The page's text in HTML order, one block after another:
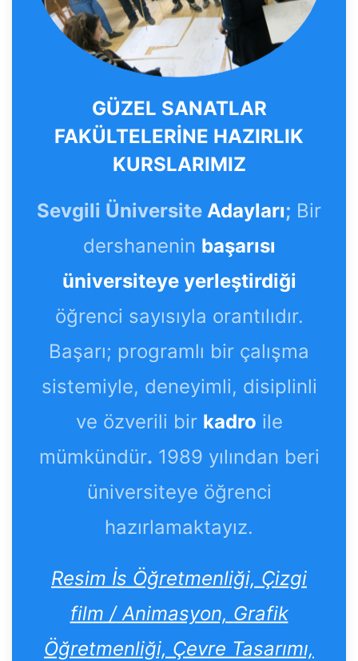
GÜZEL SANATLAR
FAKÜLTELERİNE HAZIRLIK
KURSLARIMIZ
Sevgili Üniversite Adayları; Bir
dershanenin başarısı
üniversiteye yerleştirdiği
öğrenci sayısıyla orantılıdır.
Başarı; programlı bir çalışma
sistemiyle, deneyimli, disiplinli
ve özverili bir kadro ile
mümkündür. 1989 yılından beri
üniversiteye öğrenci
hazırlamaktayız.
Resim İs Öğretmenliği, Çizgi
film / Animasyon, Grafik
Öğretmenliği, Çevre Tasarımı,